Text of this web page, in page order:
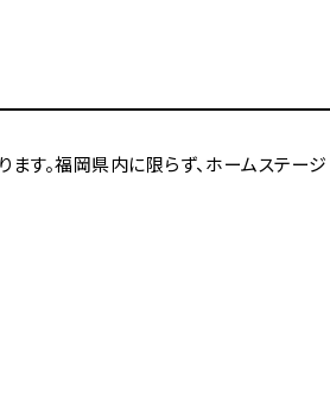
す。福岡県内に限らず、ホームステージ